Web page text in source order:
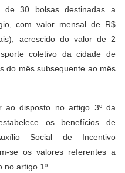
de 30 bolsas destinadas a
com valor mensal de R$
acrescido do valor de 2
coletivo da cidade de
do mês subsequente ao mês
ao disposto no artigo 3º da
os benefícios de
Social de Incentivo
se os valores referentes a
artigo 1º.